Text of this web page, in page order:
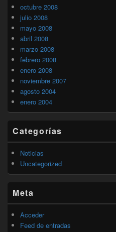
octubre 2008
julio 2008
mayo 2008
abril 2008
marzo 2008
febrero 2008
enero 2008
noviembre 2007
agosto 2004
enero 2004
Categorías
Noticias
Uncategorized
Meta
Acceder
Feed de entradas